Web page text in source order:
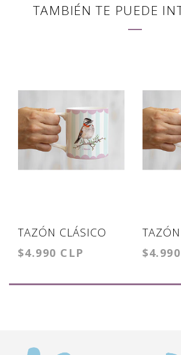
TAMBIÉN TE PUEDE
TAZÓN CLÁSICO
CHINCOL
$4.990 CLP